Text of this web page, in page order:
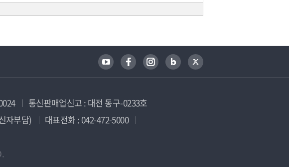
통신판매업신고 : 대전 동구-0233호
자부담)
대표전화 : 042-472-5000